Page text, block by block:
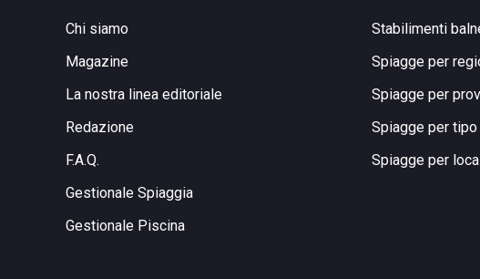
Chi siamo
Magazine
La nostra linea editoriale
Redazione
F.A.Q.
Gestionale Spiaggia
Gestionale Piscina
Stabilimenti
Spiagge per
Spiagge per
Spiagge per tipo
Spiagge per